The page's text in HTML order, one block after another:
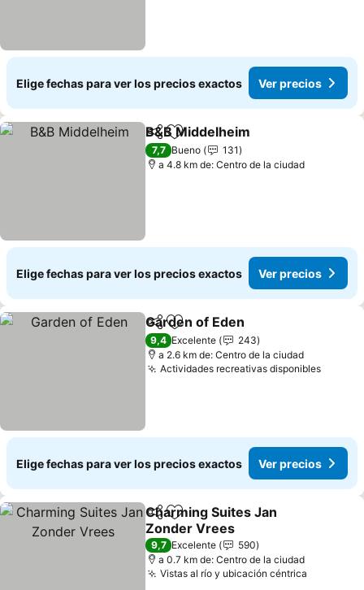
Elige fechas para ver los precios exactos Ver precios
CompartirAgregar a favoritos
B&B Middelheim
7,7 Bueno
131
a 4.8 km de: Centro de la ciudad
Elige fechas para ver los precios exactos Ver precios
CompartirAgregar a favoritos
Garden of Eden
9,4 Excelente
243
a 2.6 km de: Centro de la ciudad
Actividades recreativas disponibles
Elige fechas para ver los precios exactos Ver precios
CompartirAgregar a favoritos
Charming Suites Jan
Zonder Vrees
9,7 Excelente
590
a 0.7 km de: Centro de la ciudad
Vistas al río y ubicación céntrica